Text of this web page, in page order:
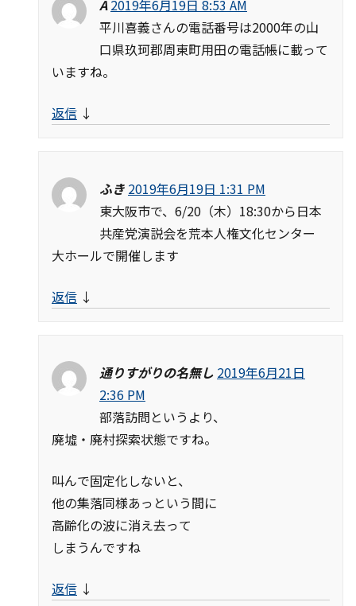
A 2019年6月19日 8:53 AM
平川喜義さんの電話番号は2000年の山
口県玖珂郡周東町用田の電話帳に載って
いますね。
返信 ↓
ふき 2019年6月19日 1:31 PM
東大阪市で、6/20（木）18:30から日本
共産党演説会を荒本人権文化センター
大ホールで開催します
返信 ↓
通りすがりの名無し 2019年6月21日
2:36 PM
部落訪問というより、
廃墟・廃村探索状態ですね。
叫んで固定化しないと、
他の集落同様あっという間に
高齢化の波に消え去って
しまうんですね
返信 ↓